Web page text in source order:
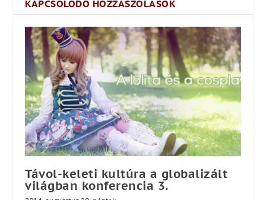
KAPCSOLÓDÓ HOZZÁSZÓLÁSOK
Távol-keleti kultúra a globalizált
világban konferencia 3.